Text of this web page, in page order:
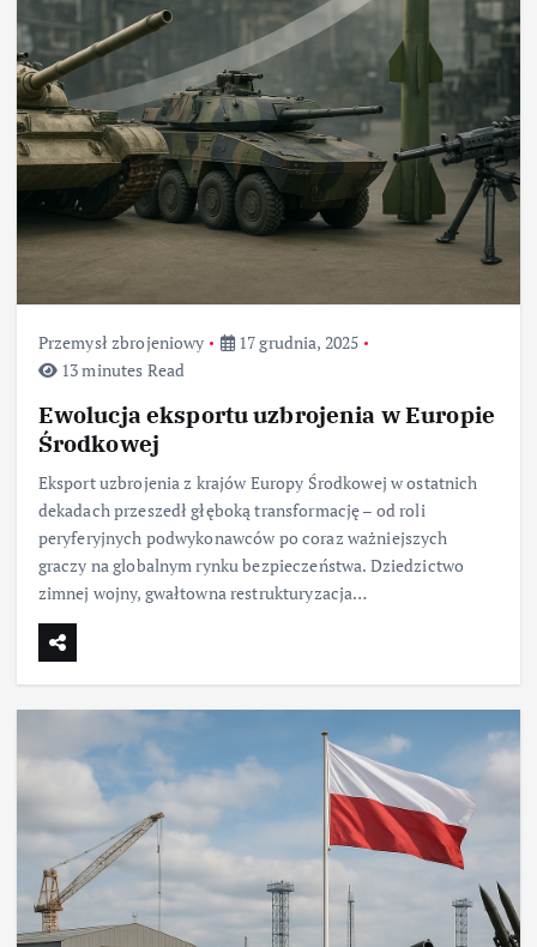
Przemysł zbrojeniowy
17 grudnia, 2025
13 minutes Read
Ewolucja eksportu uzbrojenia w Europie
Środkowej
Eksport uzbrojenia z krajów Europy Środkowej w ostatnich
dekadach przeszedł głęboką transformację – od roli
peryferyjnych podwykonawców po coraz ważniejszych
graczy na globalnym rynku bezpieczeństwa. Dziedzictwo
zimnej wojny, gwałtowna restrukturyzacja…